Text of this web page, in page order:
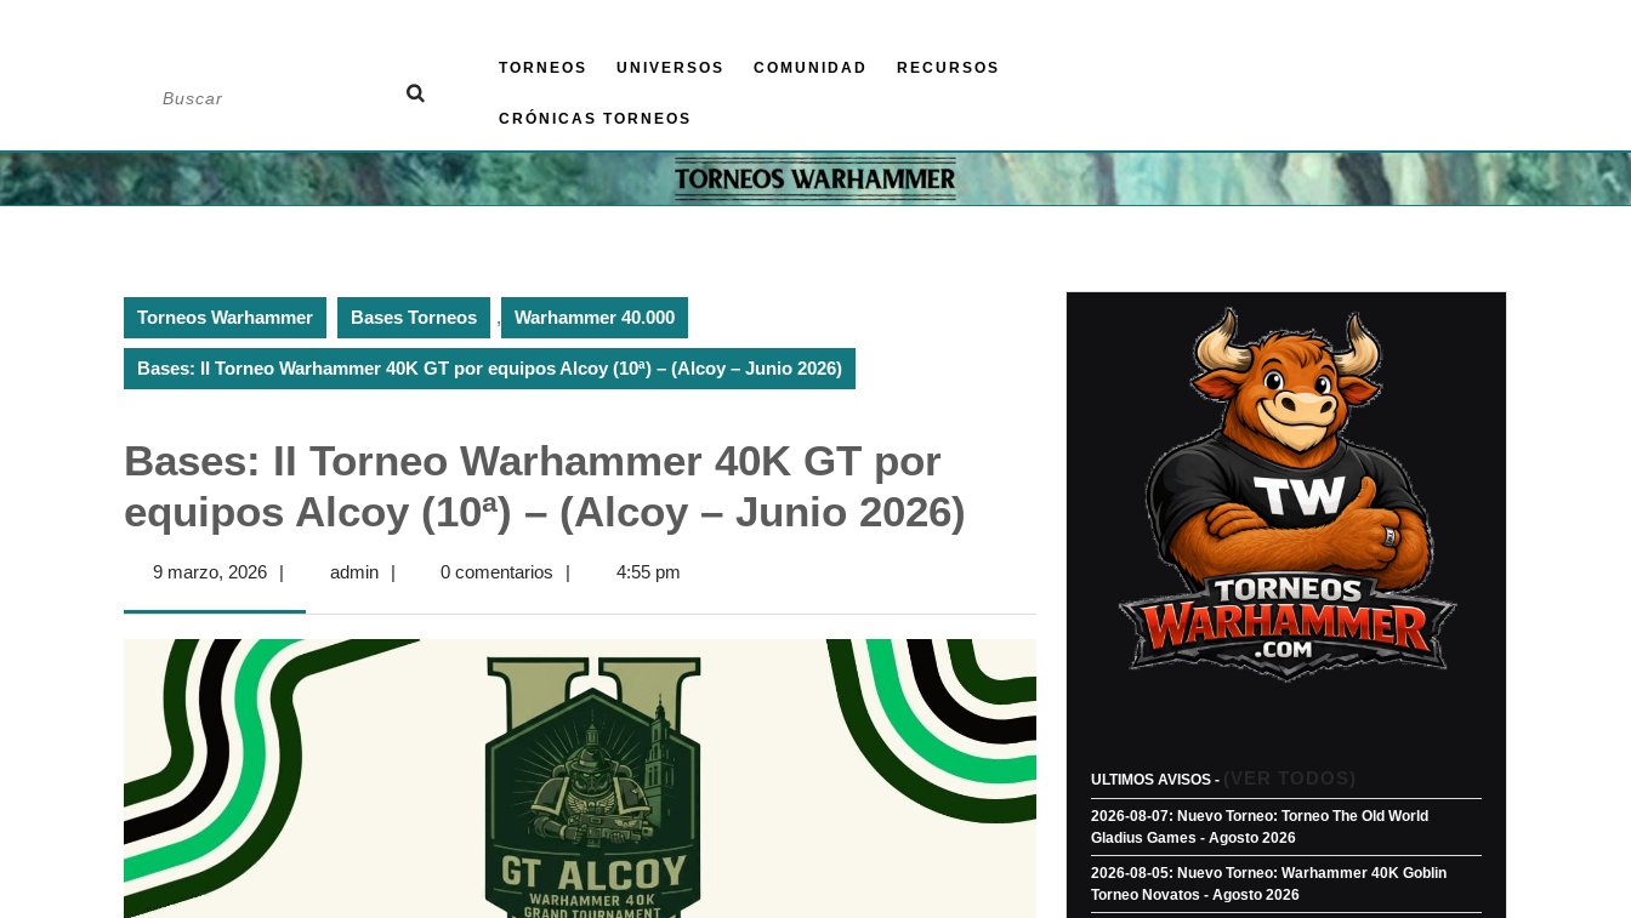
TORNEOS UNIVERSOS COMUNIDAD RECURSOS
CRÓNICAS TORNEOS
Torneos Warhammer Bases Torneos , Warhammer 40.000
Bases: II Torneo Warhammer 40K GT por equipos Alcoy (10ª) – (Alcoy – Junio 2026)
Bases: II Torneo Warhammer 40K GT por
equipos Alcoy (10ª) – (Alcoy – Junio 2026)
9 marzo, 20269
| adminadmin
| 0 comentarios | 4:55 pm
ULTIMOS AVISOS - (VER TODOS)
2026-08-07: Nuevo Torneo: Torneo The Old World
Gladius Games - Agosto 2026
2026-08-05: Nuevo Torneo: Warhammer 40K Goblin
Torneo Novatos - Agosto 2026